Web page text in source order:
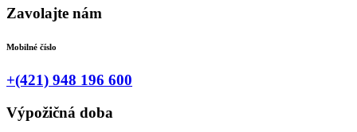
Zavolajte nám
Mobilné číslo
+(421) 948 196 600
Výpožičná doba